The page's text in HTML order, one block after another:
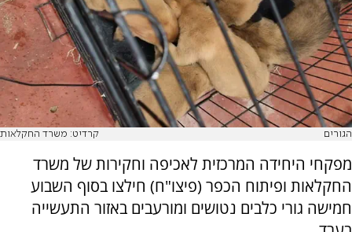
הגורים קרדיט: משרד החקלאות
מפקחי היחידה המרכזית לאכיפה וחקירות של משרד
החקלאות ופיתוח הכפר (פיצו"ח) חילצו בסוף השבוע
חמישה גורי כלבים נטושים ומורעבים באזור התעשייה